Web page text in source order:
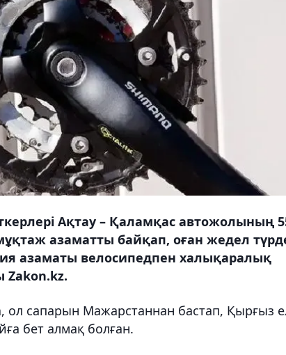
Ақтау – Қаламқас автожолының
азаматты байқап, оған жедел
азаматы велосипедпен халықаралық
Zakon.kz.
ол сапарын Мажарстаннан бастап, Қырғыз
бет алмақ болған.